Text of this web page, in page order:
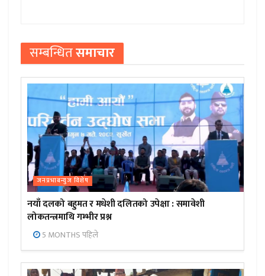
सम्बन्धितसमाचार
जनप्रभाबन्युज विशेष
नयाँ दलको बहुमत र मधेशी दलितको उपेक्षा : समावेशी
लोकतन्त्रमाथि गम्भीर प्रश्न
5 MONTHS पहिले